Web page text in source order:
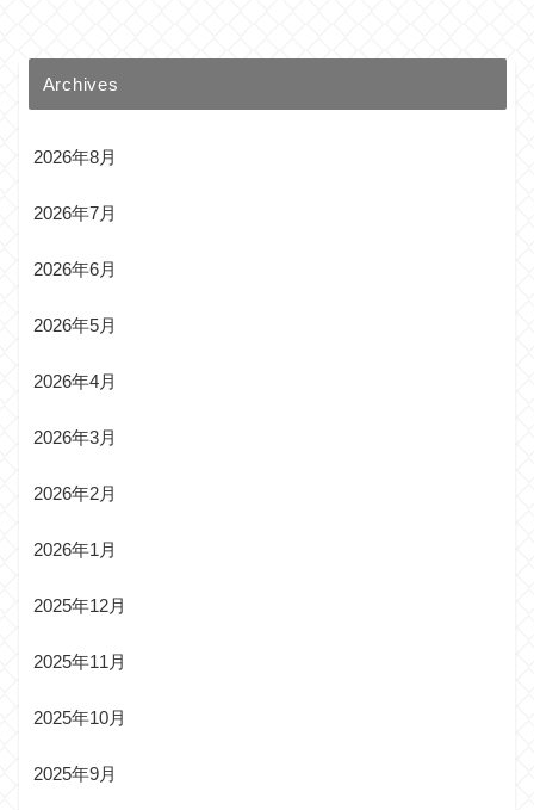
Archives
2026年8月
2026年7月
2026年6月
2026年5月
2026年4月
2026年3月
2026年2月
2026年1月
2025年12月
2025年11月
2025年10月
2025年9月